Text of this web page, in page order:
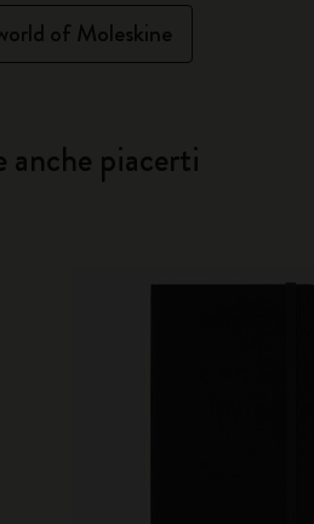
of Moleskine
anche piacerti